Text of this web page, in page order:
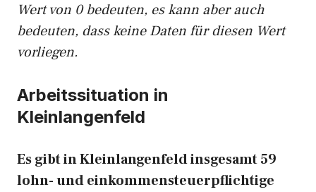
Wert von 0 bedeuten, es kann aber auch
bedeuten, dass keine Daten für diesen Wert
vorliegen.
Arbeitssituation in
Kleinlangenfeld
Es gibt in Kleinlangenfeld insgesamt 59
lohn- und einkommensteuerpflichtige